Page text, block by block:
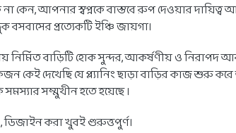
আপনার স্বপ্নকে বাস্তবে রুপ দেওয়ার দায়িত্ব
প্রত্যেকটি ইঞ্চি জায়গা।
বাড়িটি হোক সুন্দর, আকর্ষণীয় ও নিরাপদ
দেখেছি যে প্ল্যানিং ছাড়া বাড়ির কাজ শুরু
সম্মুখীন হতে হয়েছে ।
ডিজাইন করা খুবই গুরুত্তপুর্ণ।